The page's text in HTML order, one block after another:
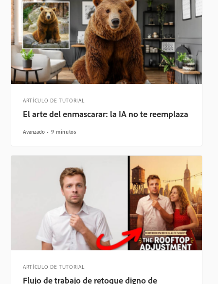
ARTÍCULO DE TUTORIAL
El arte del enmascarar: la IA no te reemplaza
Avanzado 9 minutos
ARTÍCULO DE TUTORIAL
Flujo de trabajo de retoque digno de